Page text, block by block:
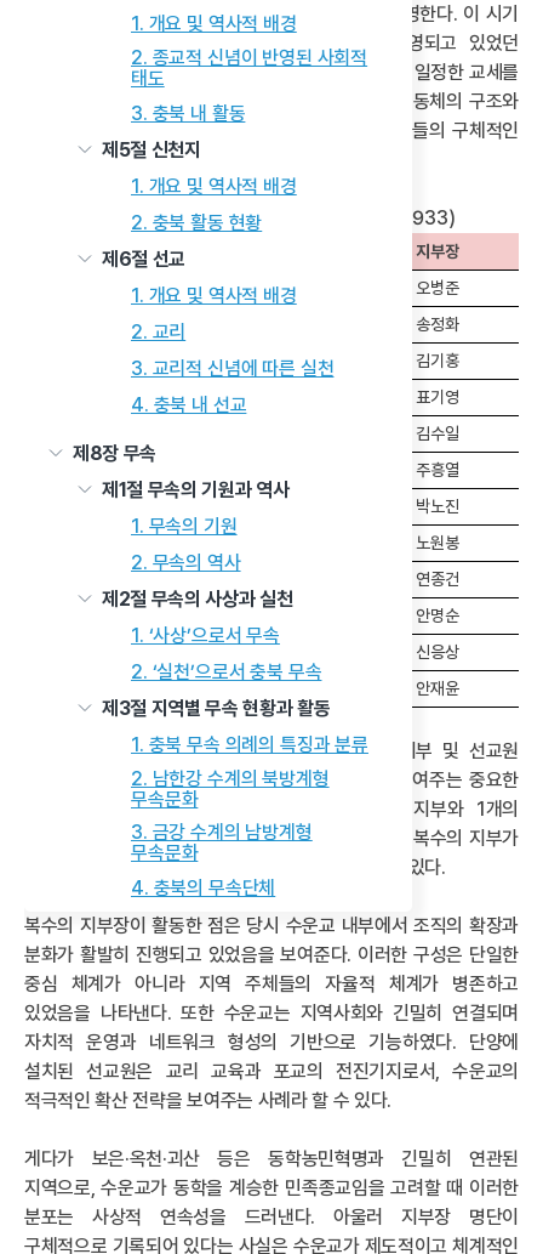
1. 개요 및 역사적 배경
2. 종교적 신념이 반영된 사회적
태도
3. 충북 내 활동
제5절 신천지
1. 개요 및 역사적 배경
2. 충북 활동 현황
제6절 선교
1. 개요 및 역사적 배경
2. 교리
3. 교리적 신념에 따른 실천
4. 충북 내 선교
제8장 무속
제1절 무속의 기원과 역사
1. 무속의 기원
2. 무속의 역사
제2절 무속의 사상과 실천
1. ‘사상’으로서 무속
2. ‘실천’으로서 충북 무속
제3절 지역별 무속 현황과 활동
1. 충북 무속 의례의 특징과 분류
2. 남한강 수계의 북방계형
무속문화
3. 금강 수계의 남방계형
무속문화
4. 충북의 무속단체
지부장 구성은 당시 교단의 지역 조직 현황을 잘 반영한다. 이 시기
충북에는 총 11개의 지부와 1개의 선교원이 운영되고 있었던
것으로 확인된다. 이를 통해 수운교가 충북 지역에서 일정한 교세를
유지하고 있었음을 알 수 있다. 아울러 지역 신앙 공동체의 구조와
활동 범위에 대한 이해도 가능하다. 아래 도표는 이들의 구체적인
분포와 담당 지부장을 정리한 것이다.
표4 수운교 충북 지역 지부 및 선교원 현황(1933)
지역 지부장
오병준
송정화
김기홍
표기영
김수일
주흥열
박노진
노원봉
연종건
안명순
신응상
안재윤
1933년 1월 10일 기준의 수운교의 충북 지역 지부 및 선교원
현황은 일제강점기 수운교의 지역 조직화 실태를 보여주는 중요한
사료이다. 충북에는 총 6개 군에 걸쳐 11개의 지부와 1개의
선교원이 운영되고 있었으며, 특히 괴산과 청주에는 복수의 지부가
존재해 해당 지역에 교세가 집중되어 있었음을 알 수 있다.
복수의 지부장이 활동한 점은 당시 수운교 내부에서 조직의 확장과
분화가 활발히 진행되고 있었음을 보여준다. 이러한 구성은 단일한
중심 체계가 아니라 지역 주체들의 자율적 체계가 병존하고
있었음을 나타낸다. 또한 수운교는 지역사회와 긴밀히 연결되며
자치적 운영과 네트워크 형성의 기반으로 기능하였다. 단양에
설치된 선교원은 교리 교육과 포교의 전진기지로서, 수운교의
적극적인 확산 전략을 보여주는 사례라 할 수 있다.
게다가 보은·옥천·괴산 등은 동학농민혁명과 긴밀히 연관된
지역으로, 수운교가 동학을 계승한 민족종교임을 고려할 때 이러한
분포는 사상적 연속성을 드러낸다. 아울러 지부장 명단이
구체적으로 기록되어 있다는 사실은 수운교가 제도적이고 체계적인